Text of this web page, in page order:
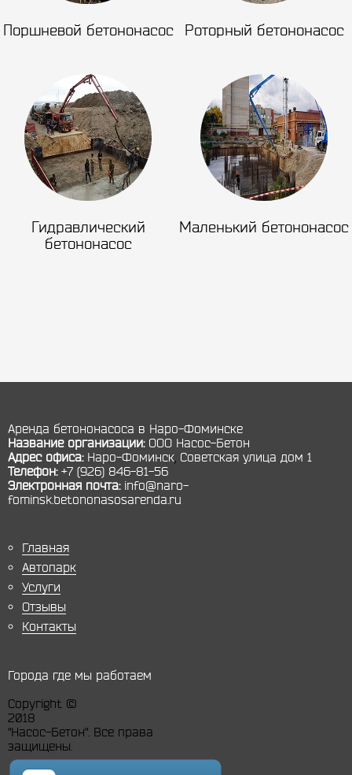
Поршневой бетононасос Роторный бетононасос
Гидравлический
бетононасос
Маленький бетононасос
Аренда бетононасоса в Наро-Фоминске
Название организации: ООО Насос-Бетон
Адрес офиса: Наро-Фоминск Советская улица дом 1
Телефон: +7 (926) 846-81-56
Электронная почта: info@naro-
fominsk.betononasosarenda.ru
Главная
Автопарк
Услуги
Отзывы
Контакты
Города где мы работаем
Copyright ©
2018
"Насос-Бетон". Все права
защищены.